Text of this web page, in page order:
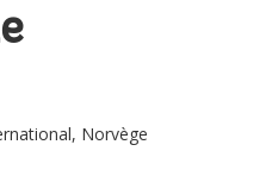
Norvège